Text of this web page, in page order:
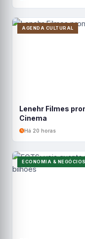
AGENDA CULTURAL
Lenehr Filmes
Cinema
Há 20 horas
ECONOMIA & NEGÓCIOS